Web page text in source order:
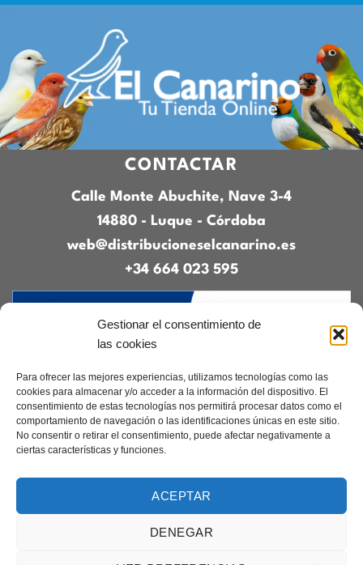
Gestionar el consentimiento de
las cookies
Para ofrecer las mejores experiencias, utilizamos tecnologías como las
cookies para almacenar y/o acceder a la información del dispositivo. El
consentimiento de estas tecnologías nos permitirá procesar datos como el
comportamiento de navegación o las identificaciones únicas en este sitio.
No consentir o retirar el consentimiento, puede afectar negativamente a
ciertas características y funciones.
ACEPTAR
DENEGAR
CONTACTAR
Calle Monte Abuchite, Nave 3-4
14880 - Luque - Córdoba
web@distribucioneselcanarino.es
+34 664 023 595
Contacto|Incidencias|Devoluciones|
Condiciones generales
Diseñado porCreacionesDigitales.es
Elcanarino.com pertenece al grupo Distribuciones el